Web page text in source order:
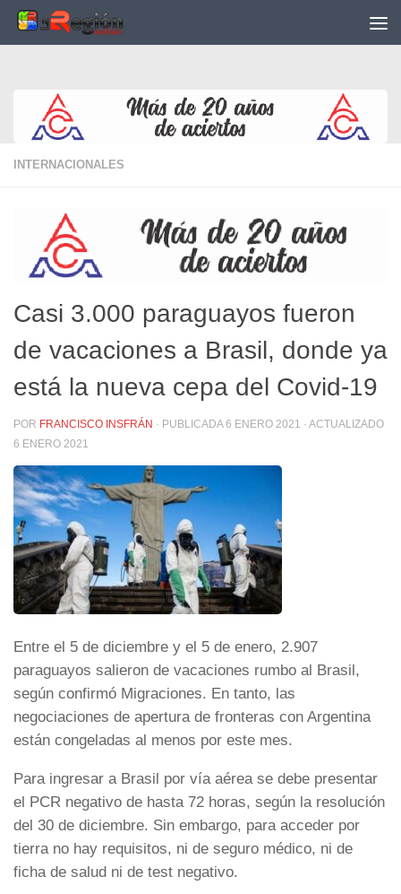
Saltar al contenido
INTERNACIONALES
Casi 3.000 paraguayos fueron
de vacaciones a Brasil, donde ya
está la nueva cepa del Covid-19
POR FRANCISCO INSFRÁN · PUBLICADA6 ENERO 2021 · ACTUALIZADO
6 ENERO 2021
Entre el 5 de diciembre y el 5 de enero, 2.907
paraguayos salieron de vacaciones rumbo al Brasil,
según confirmó Migraciones. En tanto, las
negociaciones de apertura de fronteras con Argentina
están congeladas al menos por este mes.
Para ingresar a Brasil por vía aérea se debe presentar
el PCR negativo de hasta 72 horas, según la resolución
del 30 de diciembre. Sin embargo, para acceder por
tierra no hay requisitos, ni de seguro médico, ni de
ficha de salud ni de test negativo.